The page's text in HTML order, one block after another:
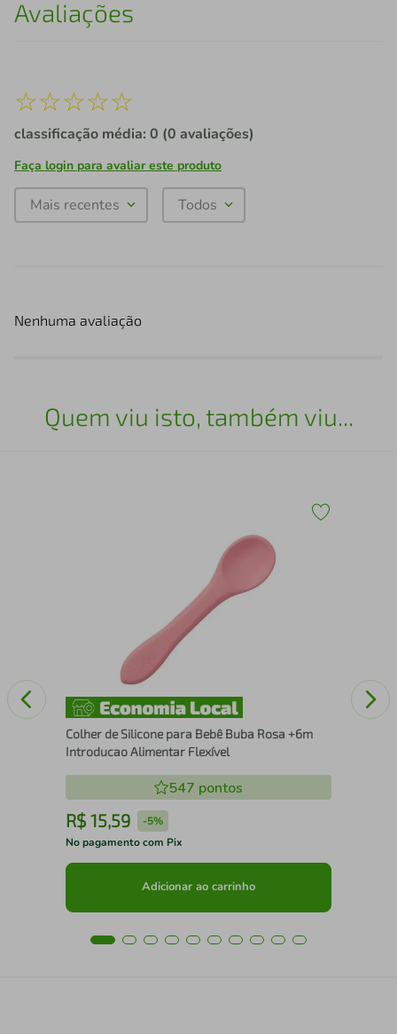
Avaliações
☆☆☆☆☆
classificação média: 0 (0 avaliações)
Faça login para avaliar este produto
Mais recentes Todos
Nenhuma avaliação
Quem viu isto, também viu...
Colher de Silicone para Bebê Buba Rosa +6m
Introducao Alimentar Flexível
547 pontos
R$ 15,59 -5%
No pagamento com Pix
Adicionar ao carrinho